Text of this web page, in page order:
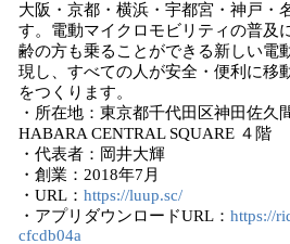
大阪・京都・横浜・宇都宮・神戸・
す。電動マイクロモビリティの普及
齢の方も乗ることができる新しい電
現し、すべての人が安全・便利に移
をつくります。
・所在地：東京都千代田区神田佐久
HABARA CENTRAL SQUARE ４階
・代表者：岡井大輝
・創業：2018年7月
・URL： https://luup.sc/
・アプリダウンロードURL： https://
cfcdb04a